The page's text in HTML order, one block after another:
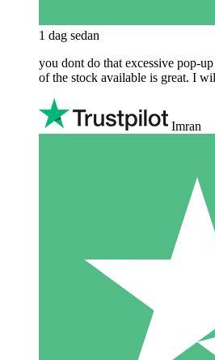
1 dag sedan
you dont do that excessive pop-
of the stock available is great. I
Imran